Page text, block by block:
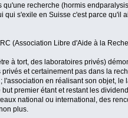
recherche (hormis
s'exile en Suisse c'est parce
(Association Libre d'Aide à la
à tort, des laboratoires privés)
et certainement pas dans la
en réalisant son objet,
premier étant et restant les
national ou international, des
plus.